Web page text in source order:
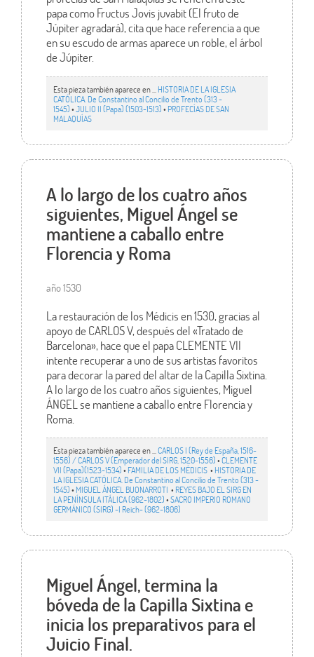
papa como Fructus Jovis juvabit (El fruto de
Júpiter agradará), cita que hace referencia a que
en su escudo de armas aparece un roble, el árbol
de Júpiter.
Esta pieza también aparece en ... HISTORIA DE LA IGLESIA
CATÓLICA. De Constantino al Concilio de Trento (313 -
1545)•JULIO II (Papa) (1503-1513)• PROFECÍAS DE SAN
MALAQUÍAS
A lo largo de los cuatro años
siguientes, Miguel Ángel se
mantiene a caballo entre
Florencia y Roma
año 1530
La restauración de los Médicis en 1530, gracias al
apoyo de CARLOS V, después del «Tratado de
Barcelona», hace que el papa CLEMENTE VII
intente recuperar a uno de sus artistas favoritos
para decorar la pared del altar de la Capilla Sixtina.
A lo largo de los cuatro años siguientes, Miguel
ÁNGEL se mantiene a caballo entre Florencia y
Roma.
Esta pieza también aparece en ... CARLOS I (Rey de España, 1516-
1556) / CARLOS V (Emperador del SIRG, 1520-1556)•CLEMENTE
VII (Papa)(1523-1534)• FAMILIA DE LOS MÉDICIS • HISTORIA DE
LA IGLESIA CATÓLICA. De Constantino al Concilio de Trento (313 -
1545)• MIGUEL ÁNGEL BUONARROTI • REYES BAJO EL SIRG EN
LA PENÍNSULA ITÁLICA (962-1802)•SACRO IMPERIO ROMANO
GERMÁNICO (SIRG) -I Reich- (962-1806)
Miguel Ángel, termina la
bóveda de la Capilla Sixtina e
inicia los preparativos para el
Juicio Final.